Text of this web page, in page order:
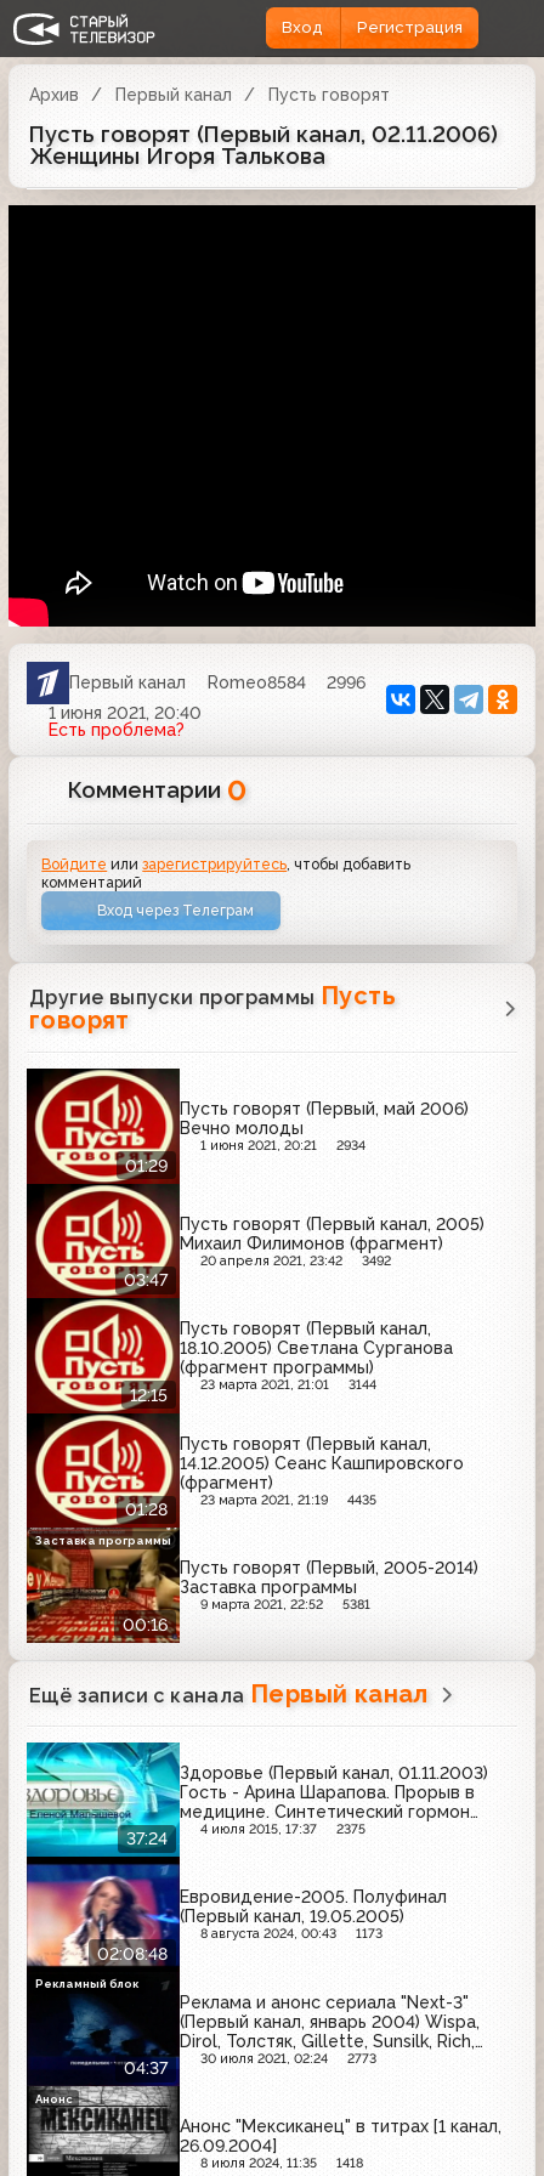
Вход Регистрация
Архив Первый канал Пусть говорят
Пусть говорят (Первый канал, 02.11.2006)
Женщины Игоря Талькова
Первый канал Romeo8584
2996
1 июня 2021, 20:40
Есть проблема?
Комментарии 0
Войдите илизарегистрируйтесь , чтобы добавить
комментарий
Вход через Телеграм
Другие выпуски программы Пусть
говорят
01:29
Пусть говорят (Первый, май 2006)
Вечно молоды
1 июня 2021, 20:21 2934
03:47
Пусть говорят (Первый канал, 2005)
Михаил Филимонов (фрагмент)
20 апреля 2021, 23:42 3492
12:15
Пусть говорят (Первый канал,
18.10.2005) Светлана Сурганова
(фрагмент программы)
23 марта 2021, 21:01 3144
01:28
Пусть говорят (Первый канал,
14.12.2005) Сеанс Кашпировского
(фрагмент)
23 марта 2021, 21:19 4435
00:16
Пусть говорят (Первый, 2005-2014)
Заставка программы
9 марта 2021, 22:52 5381
Заставка программы
Ещё записи с канала Первый канал
37:24
Здоровье (Первый канал, 01.11.2003)
Гость - Арина Шарапова. Прорыв в
медицине. Синтетический гормон
роста человека.
4 июля 2015, 17:37 2375
02:08:48
Евровидение-2005. Полуфинал
(Первый канал, 19.05.2005)
8 августа 2024, 00:43 1173
04:37
Реклама и анонс сериала "Next-3"
(Первый канал, январь 2004) Wispa,
Dirol, Толстяк, Gillette, Sunsilk, Rich,
Старый мельник, Sorti, Mennen Speed
30 июля 2021, 02:24 2773
Рекламный блок
Анонс "Мексиканец" в титрах [1 канал,
26.09.2004]
8 июля 2024, 11:35 1418
Анонс